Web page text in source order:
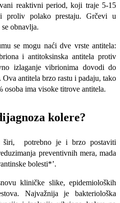
reak­tivni period, koji traje 5-15
proliv polako prestaju. Grčevi u
obnavlja.
se mogu naći dve vrste antitela:
i antitoksinska antitela protiv
izlaganje vibrionima dovodi do
Ova antitela brzo rastu i padaju, tako
osoba ima visoke titrove antitela.
kolere?
širi, potrebno je i brzo postaviti
preventivnih mera, mada
bolesti*’.
kliničke slike, epidemioloških
Najvažnija je bakteriološka